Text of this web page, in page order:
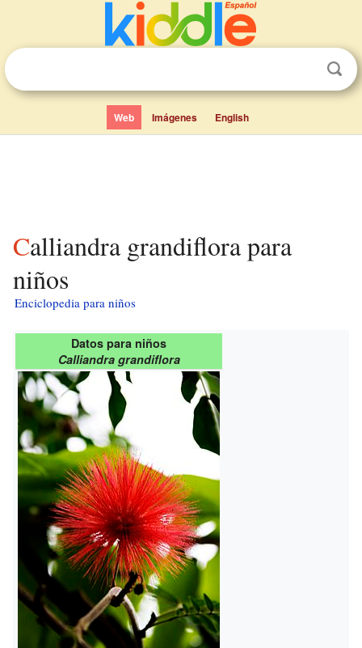
Web Imágenes English
Calliandra grandiflora para
niños
Enciclopedia para niños
Datos para niños
Calliandra grandiflora